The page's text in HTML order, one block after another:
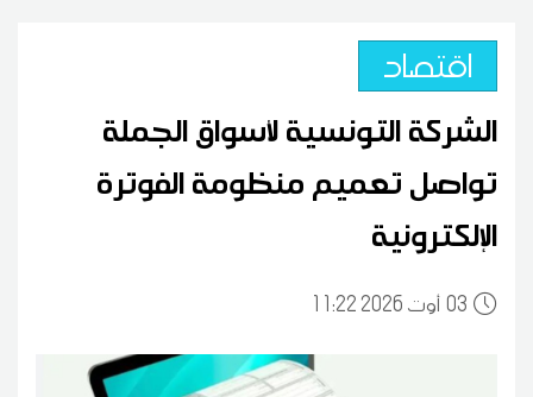
اقتصاد
الشركة التونسية لأسواق الجملة
تواصل تعميم منظومة الفوترة
الإلكترونية
0311:22 2026 أوت